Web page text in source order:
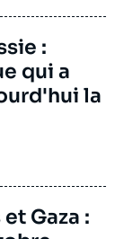
:
qui a
la
Gaza :